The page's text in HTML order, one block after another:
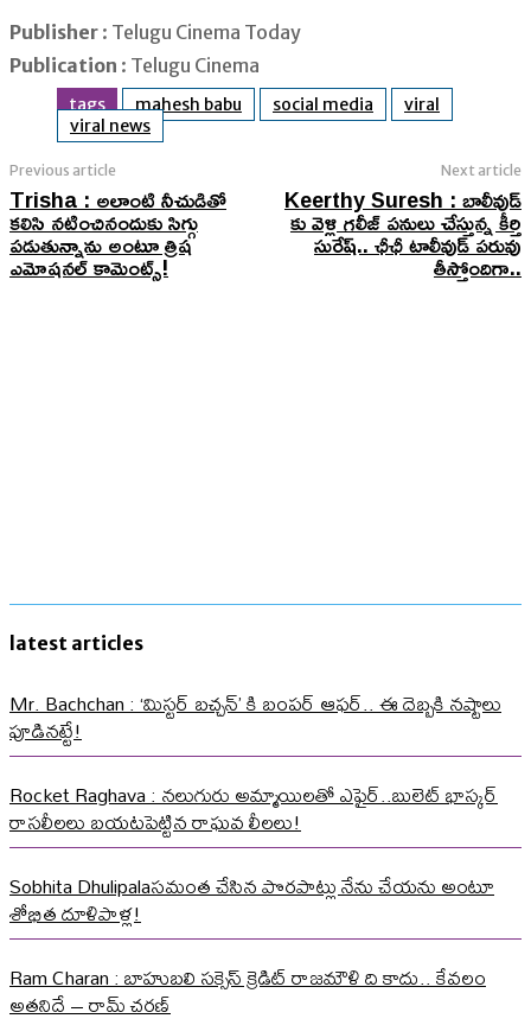
Publisher : Telugu Cinema Today
Publication : Telugu Cinema
tags mahesh babu social media
viral
viral news
Previous article
Trisha : అలాంటి నీచుడితో
కలిసి నటించినందుకు సిగ్గు
పడుతున్నాను అంటూ త్రిష
ఎమోషనల్ కామెంట్స్!
Next article
Keerthy Suresh : బాలీవుడ్
కు వెళ్లి గలీజ్ పనులు చేస్తున్న కీర్తి
సురేష్.. ఛీఛీ టాలీవుడ్ పరువు
తీస్తోందిగా..
latest articles
Mr. Bachchan : ‘మిస్టర్ బచ్చన్’ కి బంపర్ ఆఫర్.. ఈ దెబ్బకి నష్టాలు
పూడినట్టే!
Rocket Raghava : నలుగురు అమ్మాయిలతో ఎఫైర్..బులెట్ భాస్కర్
రాసలీలలు బయటపెట్టిన రాఘవ లీలలు!
Sobhita Dhulipalaసమంత చేసిన పొరపాట్లు నేను చేయను అంటూ
శోభిత దూళిపాళ్ల!
Ram Charan : బాహుబలి సక్సెస్ క్రెడిట్ రాజమౌళి ది కాదు.. కేవలం
అతనిదే – రామ్ చరణ్